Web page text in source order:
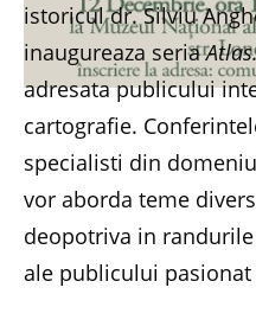
istoricul dr. Silviu
inaugureaza seria
adresata publicului
cartografie.
specialisti din
vor aborda teme
deopotriva in
ale publicului pasionat